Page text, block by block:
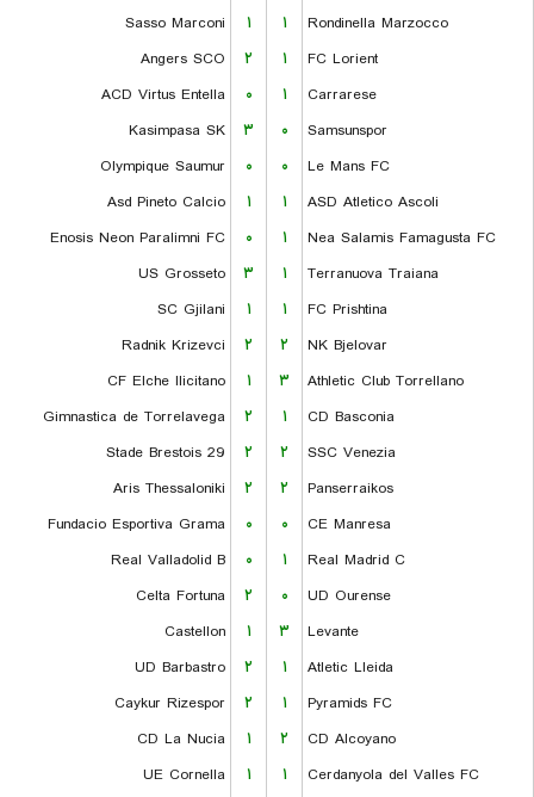
Sasso Marconi
۱ ۱
Rondinella Marzocco
Angers SCO
۲ ۱
FC Lorient
ACD Virtus Entella
۰ ۱
Carrarese
Kasimpasa SK
۳ ۰
Samsunspor
Olympique Saumur
۰ ۰
Le Mans FC
Asd Pineto Calcio
۱ ۱
ASD Atletico Ascoli
Enosis Neon Paralimni FC
۰ ۱
Nea Salamis Famagusta FC
US Grosseto
۳ ۱
Terranuova Traiana
SC Gjilani
۱ ۱
FC Prishtina
Radnik Krizevci
۲ ۲
NK Bjelovar
CF Elche Ilicitano
۱ ۳
Athletic Club Torrellano
Gimnastica de Torrelavega
۲ ۱
CD Basconia
Stade Brestois 29
۲ ۲
SSC Venezia
Aris Thessaloniki
۲ ۲
Panserraikos
Fundacio Esportiva Grama
۰ ۰
CE Manresa
Real Valladolid B
۰ ۱
Real Madrid C
Celta Fortuna
۲ ۰
UD Ourense
Castellon
۱ ۳
Levante
UD Barbastro
۲ ۱
Atletic Lleida
Caykur Rizespor
۲ ۱
Pyramids FC
CD La Nucia
۱ ۲
CD Alcoyano
UE Cornella
۱ ۱
Cerdanyola del Valles FC